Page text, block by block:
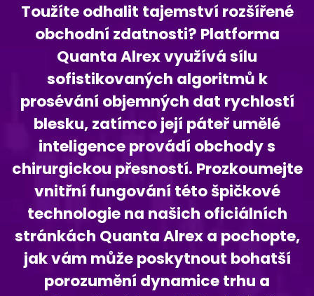
Toužíte odhalit tajemství rozšířené
obchodní zdatnosti? Platforma
Quanta Alrex využívá sílu
sofistikovaných algoritmů k
prosévání objemných dat rychlostí
blesku, zatímco její páteř umělé
inteligence provádí obchody s
chirurgickou přesností. Prozkoumejte
vnitřní fungování této špičkové
technologie na našich oficiálních
stránkách Quanta Alrex a pochopte,
jak vám může poskytnout bohatší
porozumění dynamice trhu a